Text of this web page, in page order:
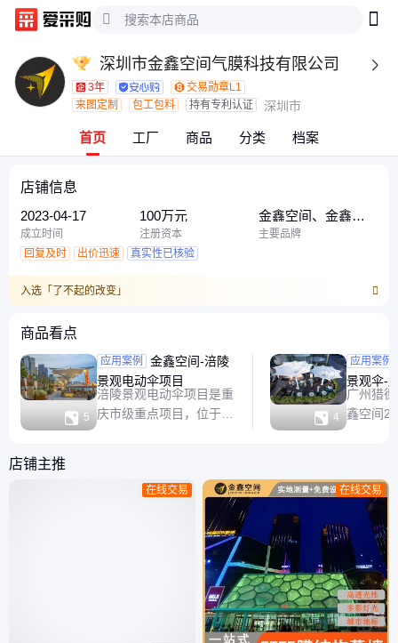
深圳市金鑫空间气膜科技有限公司 
3年
交易勋章L1
来图定制
包工包料 持有专利认证 深圳市
首页 工厂 商品 分类 档案
店铺信息
2023-04-17
成立时间
100万元
注册资本
金鑫空间、金鑫空
间气膜
主要品牌
回复及时
出价迅速 真实性已核验
入选「了不起的改变」
商品看点
 5
应用案例
景观电动伞项目
涪陵景观电动伞项目是重
庆市级重点项目，位于涪
文化底蕴，完善城市功能
“烟雨涪州”段的8把景观
电动伞，金鑫空间以涪陵
丰富的历史文化为灵感，
 4
应用案例
景观伞-
广州猎
鑫空间
观电动
伞作为
笔，不
一抹独
了多重
动伞的
店铺主推
在线交易 在线交易